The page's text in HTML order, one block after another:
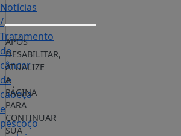
Notícias
/
Tratamento
do
câncer
de
cabeça
e
pescoço
APÓS
DESABILITAR,
ATUALIZE
A
PÁGINA
PARA
CONTINUAR
SUA